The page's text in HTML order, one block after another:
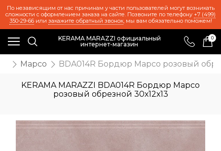
По независящим от нас причинам у части пользователей могут возникать
сложности с оформлением заказа на сайте. Позвоните по телефону +7 (499)
350-29-66или закажите обратный звонок, мы вам обязательно поможем!
KERAMA MARAZZI официальный
интернет-магазин
0
Марсо BDA014R Бордюр Марсо розовый
KERAMA MARAZZI BDA014R Бордюр Марсо
розовый обрезной 30х12х13